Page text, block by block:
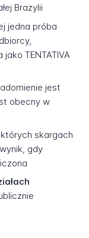
Brazylii
jedna próba
TENTATIVA
jest
obecny w
skargach
gdy